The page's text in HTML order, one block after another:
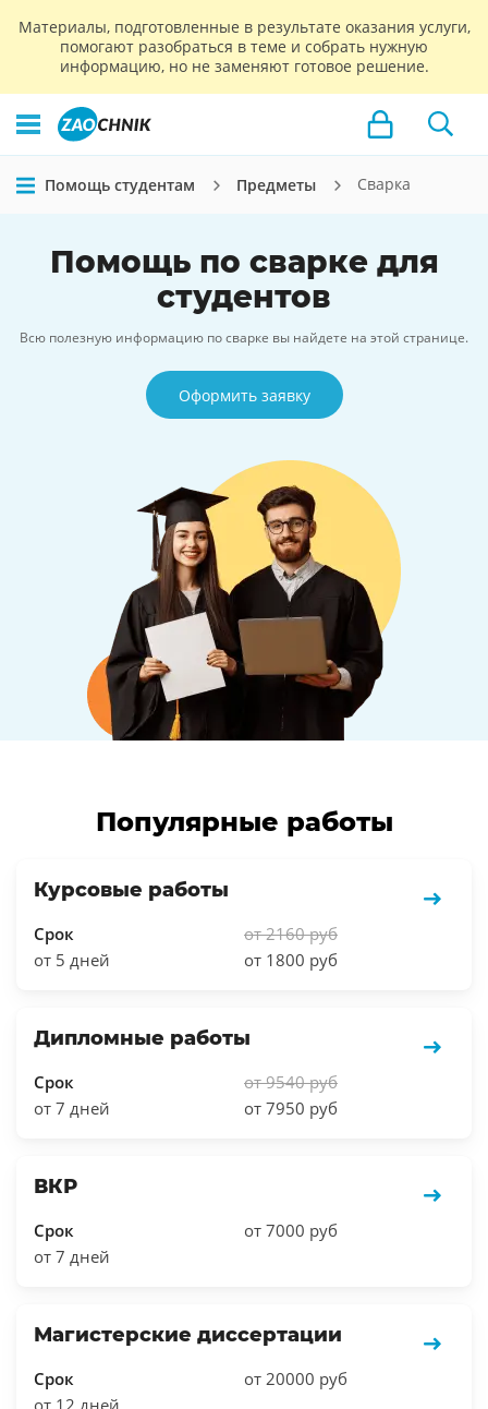
Материалы, подготовленные в результате оказания услуги,
помогают разобраться в теме и собрать нужную
информацию, но не заменяют готовое решение.
Помощь студентам Предметы Сварка
Помощь по сварке для
студентов
Всю полезную информацию по сварке вы найдете на этой странице.
Оформить заявку
Популярные работы
Курсовые работы
Срок
от 5 дней
от 2160 руб
от 1800 руб
Дипломные работы
Срок
от 7 дней
от 9540 руб
от 7950 руб
ВКР
Срок
от 7 дней
от 7000 руб
Магистерские диссертации
Срок
от 12 дней
от 20000 руб